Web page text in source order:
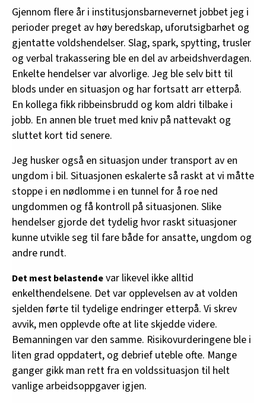
Gjennom flere år i institusjonsbarnevernet jobbet jeg i
perioder preget av høy beredskap, uforutsigbarhet og
gjentatte voldshendelser. Slag, spark, spytting, trusler
og verbal trakassering ble en del av arbeidshverdagen.
Enkelte hendelser var alvorlige. Jeg ble selv bitt til
blods under en situasjon og har fortsatt arr etterpå.
En kollega fikk ribbeinsbrudd og kom aldri tilbake i
jobb. En annen ble truet med kniv på nattevakt og
sluttet kort tid senere.
Jeg husker også en situasjon under transport av en
ungdom i bil. Situasjonen eskalerte så raskt at vi måtte
stoppe i en nødlomme i en tunnel for å roe ned
ungdommen og få kontroll på situasjonen. Slike
hendelser gjorde det tydelig hvor raskt situasjoner
kunne utvikle seg til fare både for ansatte, ungdom og
andre rundt.
Det mest belastendevar likevel ikke alltid
enkelthendelsene. Det var opplevelsen av at volden
sjelden førte til tydelige endringer etterpå. Vi skrev
avvik, men opplevde ofte at lite skjedde videre.
Bemanningen var den samme. Risikovurderingene ble i
liten grad oppdatert, og debrief uteble ofte. Mange
ganger gikk man rett fra en voldssituasjon til helt
vanlige arbeidsoppgaver igjen.